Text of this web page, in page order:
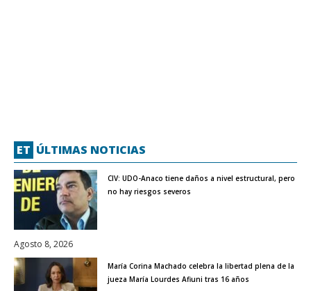
ET ÚLTIMAS NOTICIAS
CIV: UDO-Anaco tiene daños a nivel estructural, pero
no hay riesgos severos
Agosto 8, 2026
María Corina Machado celebra la libertad plena de la
jueza María Lourdes Afiuni tras 16 años